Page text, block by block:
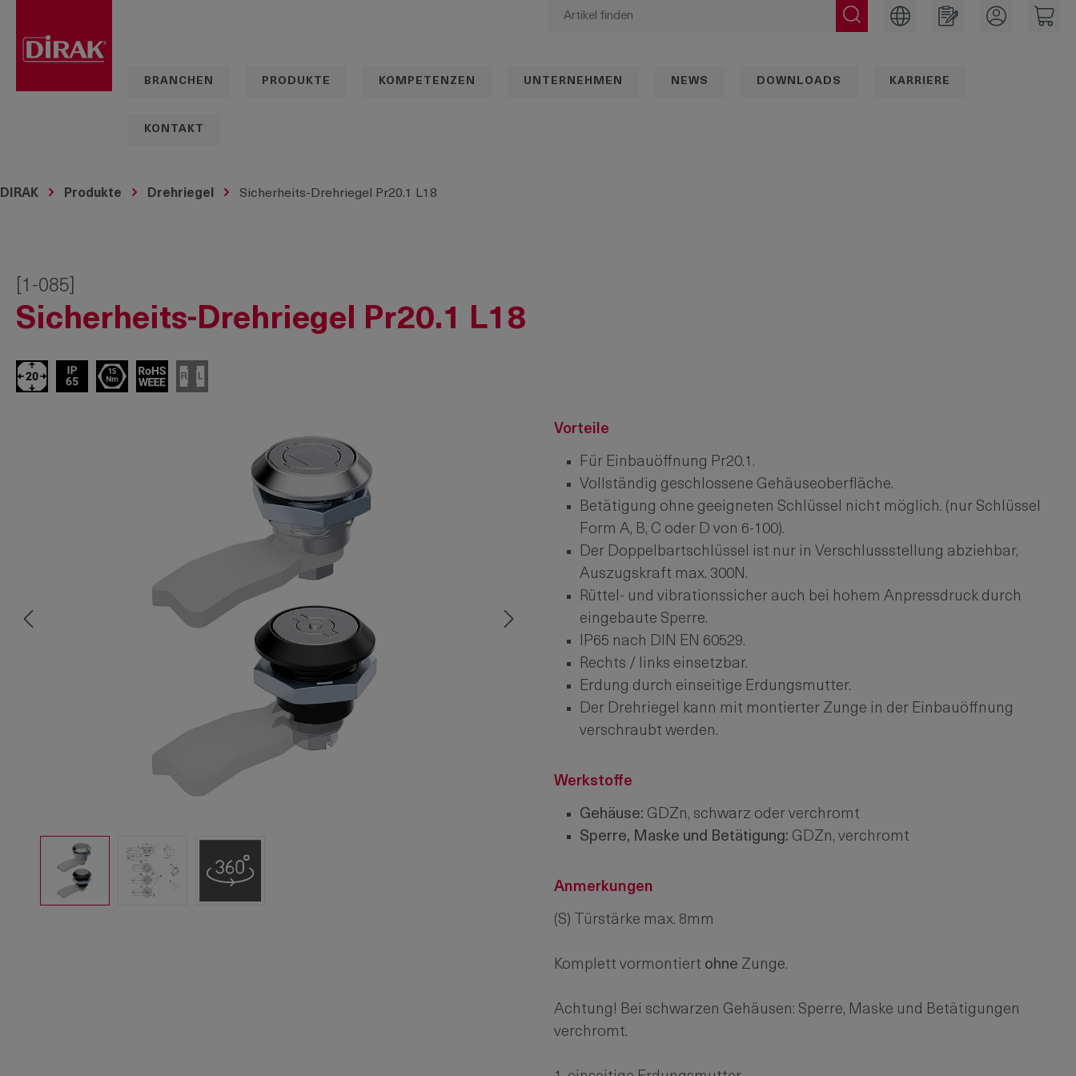
BRANCHEN PRODUKTE KOMPETENZEN UNTERNEHMEN NEWS DOWNLOADS KARRIERE
KONTAKT
DIRAK Produkte Drehriegel Sicherheits-Drehriegel Pr20.1 L18
[1-085]
Sicherheits-Drehriegel Pr20.1 L18
Vorteile
Für Einbauöffnung Pr20.1.
Vollständig geschlossene Gehäuseoberfläche.
Betätigung ohne geeigneten Schlüssel nicht möglich. (nur Schlüssel
Form A, B, C oder D von 6-100).
Der Doppelbartschlüssel ist nur in Verschlussstellung abziehbar,
Auszugskraft max. 300N.
Rüttel- und vibrationssicher auch bei hohem Anpressdruck durch
eingebaute Sperre.
IP65 nach DIN EN 60529.
Rechts / links einsetzbar.
Erdung durch einseitige Erdungsmutter.
Der Drehriegel kann mit montierter Zunge in der Einbauöffnung
verschraubt werden.
Werkstoffe
Gehäuse: GDZn, schwarz oder verchromt
Sperre, Maske und Betätigung: GDZn, verchromt
Anmerkungen
(S) Türstärke max. 8mm
Komplett vormontiert ohne Zunge.
Achtung! Bei schwarzen Gehäusen: Sperre, Maske und Betätigungen
verchromt.